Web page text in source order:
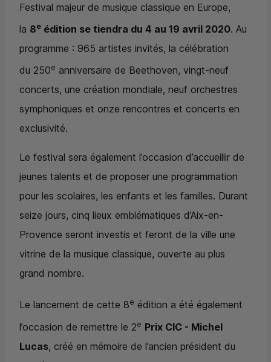
Festival majeur de musique classique en Europe,
la 8e édition se tiendra du 4 au 19 avril 2020. Au
programme : 965 artistes invités, la célébration
du 250e anniversaire de Beethoven, vingt-neuf
concerts, une création mondiale, neuf orchestres
symphoniques et onze rencontres et concerts en
exclusivité.
Le festival sera également l’occasion d’accueillir de
jeunes talents et de proposer une programmation
pour les scolaires, les enfants et les familles. Durant
seize jours, cinq lieux emblématiques d’Aix-en-
Provence seront investis et feront de la ville une
vitrine de la musique classique, ouverte au plus
grand nombre.
Le lancement de cette 8e édition a été également
l’occasion de remettre le 2e Prix CIC - Michel
Lucas, créé en mémoire de l’ancien président du